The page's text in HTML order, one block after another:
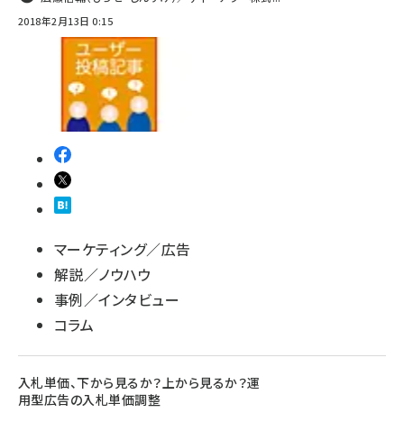
2018年2月13日 0:15
マーケティング／広告
解説／ノウハウ
事例／インタビュー
コラム
入札単価、下から見るか？上から見るか？運
用型広告の入札単価調整